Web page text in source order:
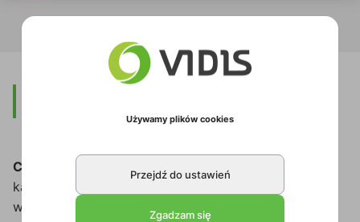
C-HM/HM/PICO
firmy Kramer to ultracienki, szybki
kabel HDMI z Ethernetem. Smukłe złącze HDMI i
węższa średnica kabla łatwiej mieszczą się w
Używamy plików cookies
Przejdź do ustawień
Zgadzam się